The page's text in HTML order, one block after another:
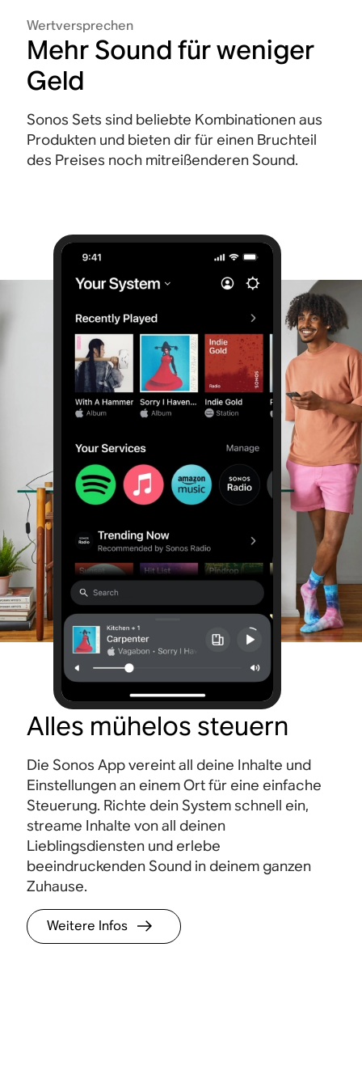
Wertversprechen
Mehr Sound für weniger
Geld
Sonos Sets sind beliebte Kombinationen aus
Produkten und bieten dir für einen Bruchteil
des Preises noch mitreißenderen Sound.
Alles mühelos steuern
Die Sonos App vereint all deine Inhalte und
Einstellungen an einem Ort für eine einfache
Steuerung. Richte dein System schnell ein,
streame Inhalte von all deinen
Lieblingsdiensten und erlebe
beeindruckenden Sound in deinem ganzen
Zuhause.
Weitere Infos